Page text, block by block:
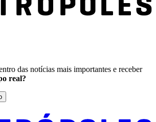
das notícias mais importantes e receber
real?